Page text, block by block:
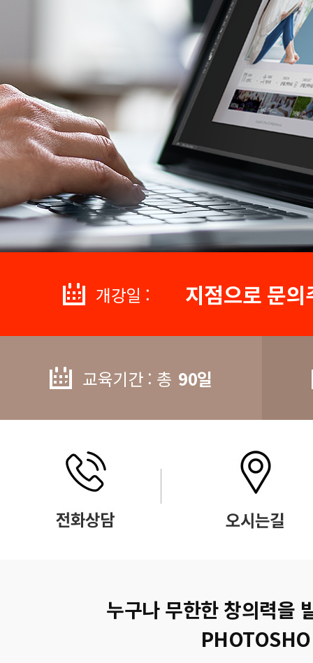
개강일 : 지점으로 문
교육기간 : 총 90일
누구나 무한한 창의력을